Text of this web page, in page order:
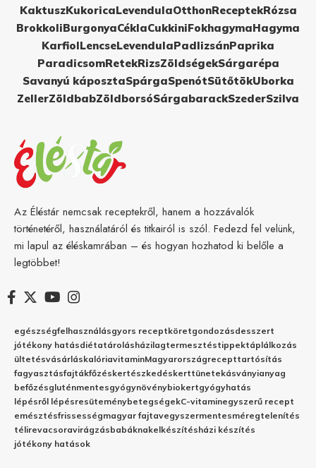
KaktuszKukoricaLevendulaOtthonReceptekRózsa
BrokkoliBurgonyaCéklaCukkiniFokhagymaHagyma
KarfiolLencseLevendulaPadlizsánPaprika
ParadicsomRetekRizsZöldségekSárgarépa
Savanyú káposztaSpárgaSpenótSütőtökUborka
ZellerZöldbabZöldborsóSárgabarackSzederSzilva
Az Éléstár nemcsak receptekről, hanem a hozzávalók
történetéről, használatáról és titkairól is szól. Fedezd fel velünk,
mi lapul az éléskamrában – és hogyan hozhatod ki belőle a
legtöbbet!
egészségfelhasználásgyors receptköretgondozásdesszert
jótékony hatásdiétatárolásházilagtermesztéstippektáplálkozás
ültetésvásárláskalóriavitaminMagyarországrecepttartósítás
fagyasztásfajtákfőzéskertészkedéskerttünetekásványianyag
befőzésgluténmentesgyógynövénybiokertgyógyhatás
lépésről lépésresüteménybetegségekC-vitaminegyszerű recept
emésztésfrissességmagyar fajtavegyszermentesméregtelenítés
télirevacsoravirágzásbabáknakelkészítésházi készítés
jótékony hatások